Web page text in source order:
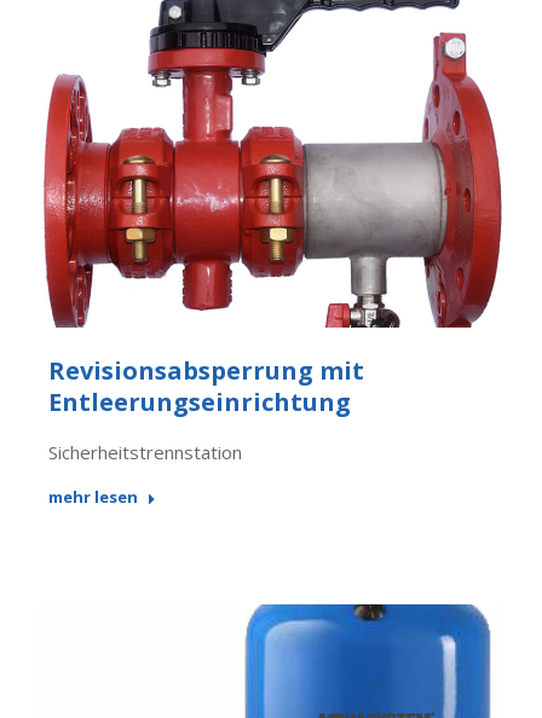
Revisionsabsperrung mit
Entleerungseinrichtung
Sicherheitstrennstation
mehr lesen